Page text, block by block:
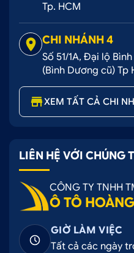
Tp. HCM
CHI NHÁNH 4
Số 51/1A, Đại lộ
(Bình Dương cũ) Tp
XEM TẤT CẢ CHI
LIÊN HỆ VỚI CHÚNG
CÔNG TY TNHH
Ô TÔ
GIỜ LÀM VIỆC
Tất cả các ngày